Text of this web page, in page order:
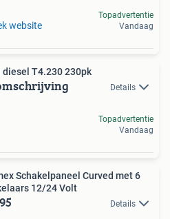
website
Topadvertentie
Vandaag
diesel T4.230 230pk
Details
Topadvertentie
Vandaag
Schakelpaneel Curved met 6
12/24 Volt
Details